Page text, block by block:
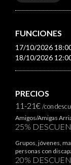
FUNCIONES
17/10/2026
18/10/2026
PRECIOS
11-21€/con
Amigos/Amigas
25%
Grupos, jóvenes,
personas con
20%